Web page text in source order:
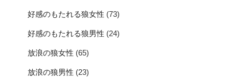
好感のもたれる狼女性 (73)
好感のもたれる狼男性 (24)
放浪の狼女性 (65)
放浪の狼男性 (23)